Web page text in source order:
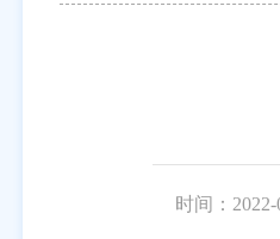
时间：2022-